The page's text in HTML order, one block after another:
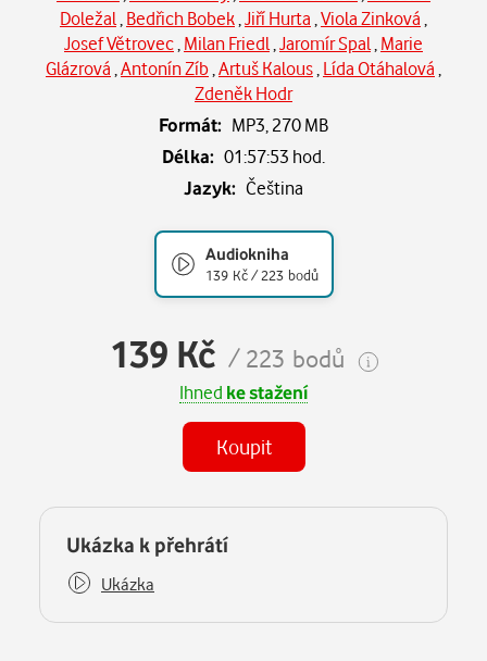
Doležal Bedřich Bobek Jiří Hurta Viola Zinková
Josef Větrovec Milan Friedl Jaromír Spal Marie
Glázrová Antonín Zíb Artuš Kalous Lída Otáhalová
Zdeněk Hodr
Formát: MP3, 270 MB
Délka: 01:57:53 hod.
Jazyk: Čeština
Audiokniha
139 Kč / 223 bodů
139 Kč / 223 bodů
Ihned ke stažení
Koupit
Některé kapitoly již máte zakoupeny.
Ukázka k přehrátí
Ukázka